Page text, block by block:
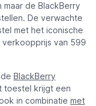
de BlackBerry
De verwachte
met het iconische
van 599
BlackBerry
toestel krijgt een
in combinatie met